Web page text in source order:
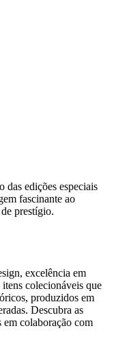
edições especiais
fascinante ao
prestígio.
excelência em
colecionáveis ​​que
produzidos em
Descubra as
em colaboração com